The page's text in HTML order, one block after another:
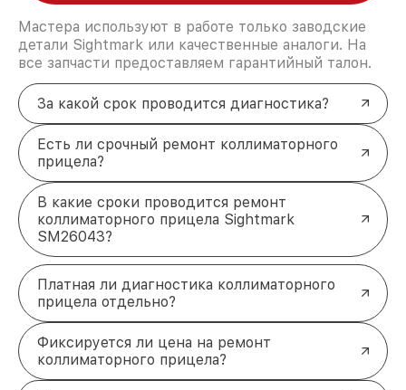
Мастера используют в работе только заводские
детали Sightmark или качественные аналоги. На
все запчасти предоставляем гарантийный талон.
За какой срок проводится диагностика?
Есть ли срочный ремонт коллиматорного
прицела?
В какие сроки проводится ремонт
коллиматорного прицела Sightmark
SM26043?
Платная ли диагностика коллиматорного
прицела отдельно?
Фиксируется ли цена на ремонт
коллиматорного прицела?